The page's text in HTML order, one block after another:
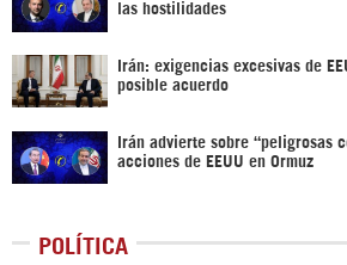
las hostilidades
Irán: exigencias excesivas de
posible acuerdo
Irán advierte sobre “peligrosas
acciones de EEUU en Ormuz
POLÍTICA